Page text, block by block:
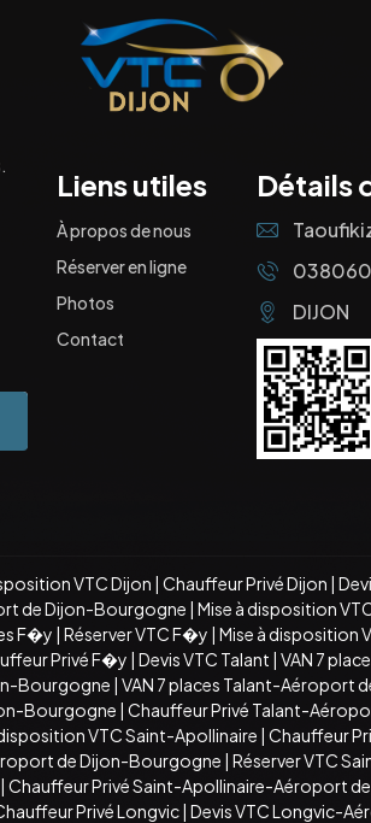
Liens utiles
À propos de nous
Réserver en ligne
Photos
Contact
Détails
DIJON
VTC Dijon | Chauffeur Privé Dijon |
de Dijon-Bourgogne | Mise à disposition
F�y | Réserver VTC F�y | Mise à disposition
Privé F�y | Devis VTC Talant | VAN 7
Bourgogne | VAN 7 places Talant-Aéroport
Bourgogne | Chauffeur Privé Talant-
VTC Saint-Apollinaire | Chauffeur
de Dijon-Bourgogne | Réserver VTC
| Chauffeur Privé Saint-Apollinaire-Aéroport
Privé Longvic| Devis VTC Longvic-